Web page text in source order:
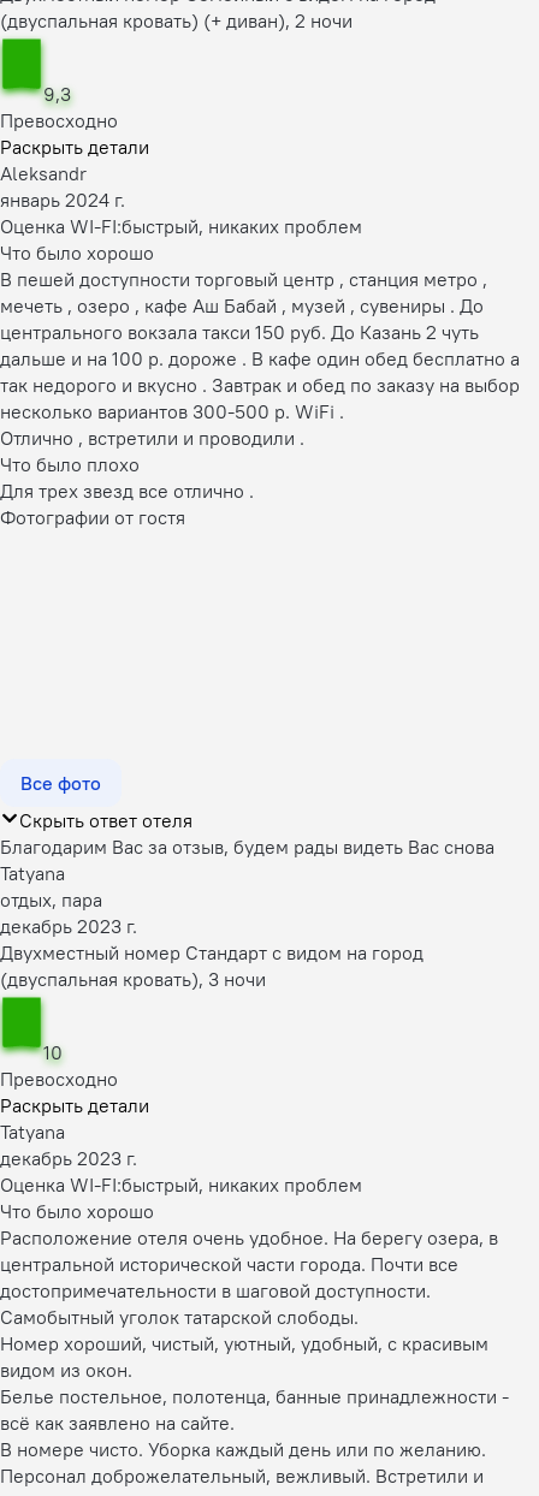
(двуспальная кровать) (+ диван), 2 ночи
9,3
Превосходно
Раскрыть детали
Aleksandr
январь 2024 г.
Оценка WI-FI:быстрый, никаких проблем
Что было хорошо
В пешей доступности торговый центр , станция метро ,
мечеть , озеро , кафе Аш Бабай , музей , сувениры . До
центрального вокзала такси 150 руб. До Казань 2 чуть
дальше и на 100 р. дороже . В кафе один обед бесплатно а
так недорого и вкусно . Завтрак и обед по заказу на выбор
несколько вариантов 300-500 р. WiFi .
Отлично , встретили и проводили .
Что было плохо
Для трех звезд все отлично .
Фотографии от гостя
Все фото
Скрыть ответ отеля
Благодарим Вас за отзыв, будем рады видеть Вас снова
Tatyana
отдых, пара
декабрь 2023 г.
Двухместный номер Стандарт с видом на город
(двуспальная кровать), 3 ночи
10
Превосходно
Раскрыть детали
Tatyana
декабрь 2023 г.
Оценка WI-FI:быстрый, никаких проблем
Что было хорошо
Расположение отеля очень удобное. На берегу озера, в
центральной исторической части города. Почти все
достопримечательности в шаговой доступности.
Самобытный уголок татарской слободы.
Номер хороший, чистый, уютный, удобный, с красивым
видом из окон.
Белье постельное, полотенца, банные принадлежности -
всё как заявлено на сайте.
В номере чисто. Уборка каждый день или по желанию.
Персонал доброжелательный, вежливый. Встретили и